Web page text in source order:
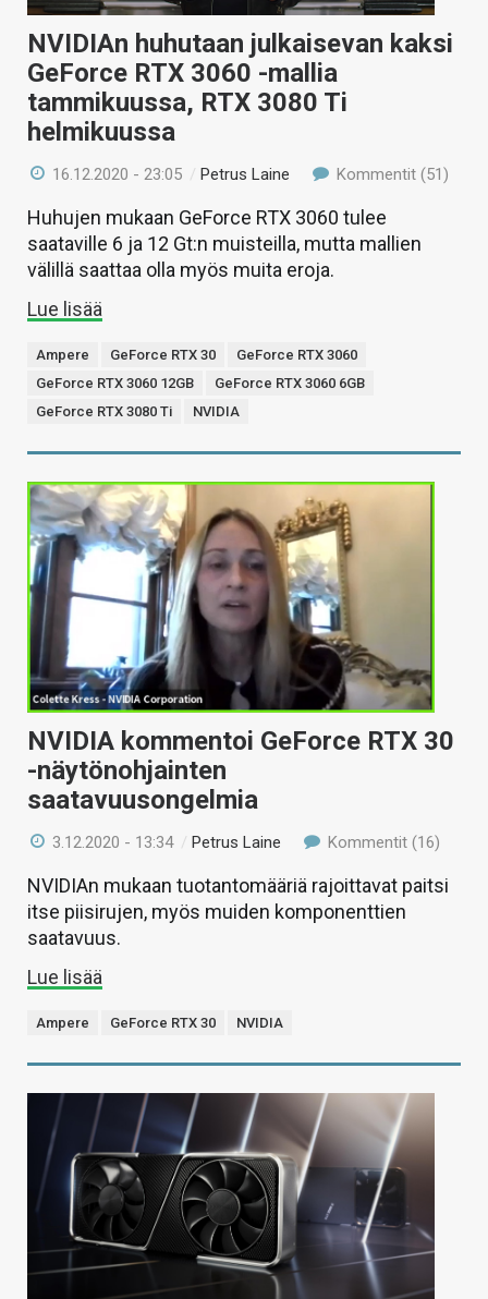
NVIDIAn huhutaan julkaisevan kaksi
GeForce RTX 3060 -mallia
tammikuussa, RTX 3080 Ti
helmikuussa
16.12.2020 - 23:05 /Petrus Laine Kommentit (51)
Huhujen mukaan GeForce RTX 3060 tulee
saataville 6 ja 12 Gt:n muisteilla, mutta mallien
välillä saattaa olla myös muita eroja.
Lue lisää
Ampere GeForce RTX 30
GeForce RTX 3060
GeForce RTX 3060 12GB
GeForce RTX 3060 6GB
GeForce RTX 3080 Ti
NVIDIA
NVIDIA kommentoi GeForce RTX 30
-näytönohjainten
saatavuusongelmia
3.12.2020 - 13:34 /Petrus Laine Kommentit (16)
NVIDIAn mukaan tuotantomääriä rajoittavat paitsi
itse piisirujen, myös muiden komponenttien
saatavuus.
Lue lisää
Ampere GeForce RTX 30 NVIDIA